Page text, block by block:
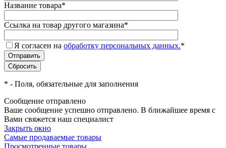
Название товара*
Ссылка на товар другого магазина*
Я согласен на обработку персональных данных.*
* - Поля, обязательные для заполнения
Сообщение отправлено
Ваше сообщение успешно отправлено. В ближайшее время с
Вами свяжется наш специалист
Закрыть окно
Самые продаваемые товары
Просмотренные товары